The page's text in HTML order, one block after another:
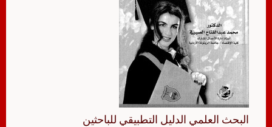
البحث العلمي الدليل التطبيقي للباحثين